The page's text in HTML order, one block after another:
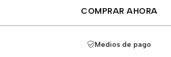
COMPRAR AHORA
Medios de pago